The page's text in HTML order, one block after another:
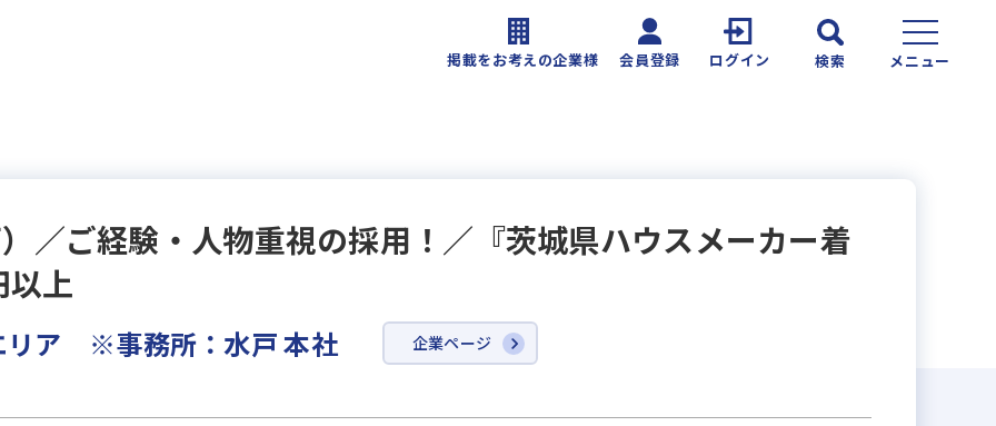
掲載をお考えの企業様 会員登録 ログイン 検索 メニュー
／ご経験・人物重視の採用！／『茨城県ハウスメーカー着
上
リア ※事務所：水戸 本社 企業ページ